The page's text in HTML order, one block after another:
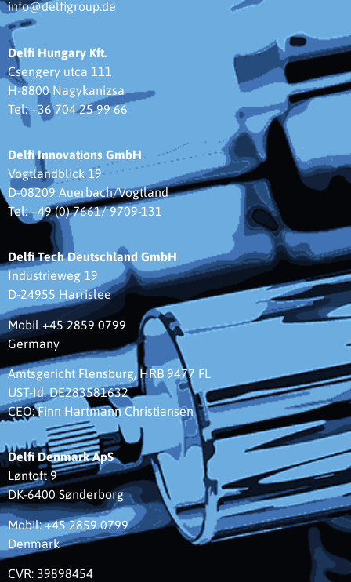
info@delfigroup.de
Delfi Hungary Kft.
Csengery utca 111
H-8800 Nagykanizsa
Tel: +36 704 25 99 66
Delfi Innovations GmbH
Vogtlandblick 19
D-08209 Auerbach/Vogtland
Tel: +49 (0) 7661/ 9709-131
Delfi Tech Deutschland GmbH
Industrieweg 19
D-24955 Harrislee
Mobil +45 2859 0799
Germany
Amtsgericht Flensburg, HRB 9477 FL
UST-Id. DE283581632
CEO: Finn Hartmann Christiansen
Delfi Denmark ApS
Løntoft 9
DK-6400 Sønderborg
Mobil: +45 2859 0799
Denmark
CVR: 39898454